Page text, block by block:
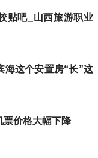
贴吧_山西旅游职业
海这个安置房“长”这
票价格大幅下降